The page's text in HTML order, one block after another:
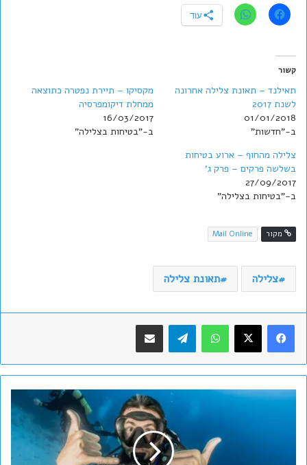
עוד
קשור
תאילנד – תאונת צלילה אחרונה
לשנת 2017
01/01/2018
ב-"חדשות"
מקסיקו – תיירת נפטרה כתוצאה
ממחלת דיקומפרסיה
16/03/2017
ב-"בטיחות בצלילה"
צלילה מהחוף – ארוע בטיחות
בשלשה פרקים – פרק ג'
27/09/2017
ב-"בטיחות בצלילה"
מקור Mail Online
צלילה תאונת צלילה
WhatsApp
Telegramשתף במייל
החשיבות